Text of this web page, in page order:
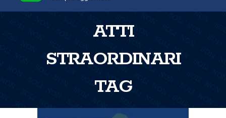
ATTI
STRAORDINARI
TAG